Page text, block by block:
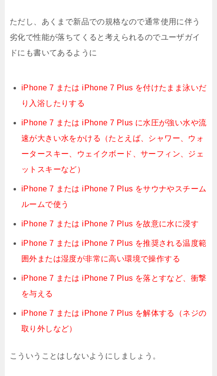
ただし、あくまで新品での規格なので通常使用に伴う
劣化で性能が落ちてくると考えられるのでユーザガイ
ドにも書いてあるように
iPhone 7 または iPhone 7 Plus を付けたまま泳いだ
り入浴したりする
iPhone 7 または iPhone 7 Plus に水圧が強い水や流
速が大きい水をかける（たとえば、シャワー、ウォ
ータースキー、ウェイクボード、サーフィン、ジェ
ットスキーなど）
iPhone 7 または iPhone 7 Plus をサウナやスチーム
ルームで使う
iPhone 7 または iPhone 7 Plus を故意に水に浸す
iPhone 7 または iPhone 7 Plus を推奨される温度範
囲外または湿度が非常に高い環境で操作する
iPhone 7 または iPhone 7 Plus を落とすなど、衝撃
を与える
iPhone 7 または iPhone 7 Plus を解体する（ネジの
取り外しなど）
こういうことはしないようにしましょう。